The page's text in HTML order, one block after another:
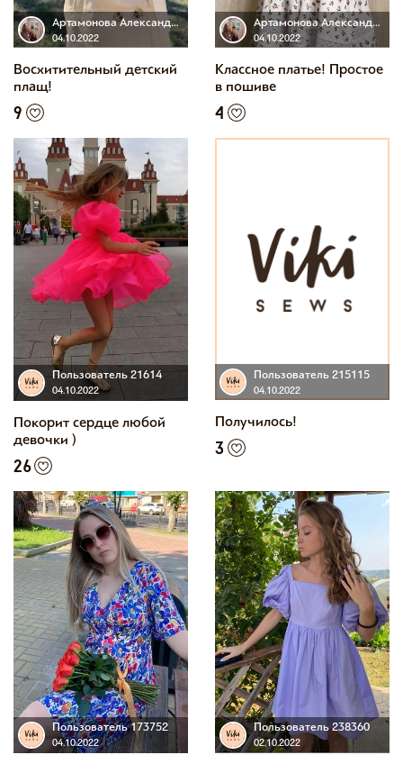
Артамонова Александра
04.10.2022
Восхитительный детский
плащ!
9
Артамонова Александра
04.10.2022
Классное платье! Простое
в пошиве
4
Пользователь 21614
04.10.2022
Покорит сердце любой
девочки )
26
Пользователь 215115
04.10.2022
Получилось!
3
Пользователь 173752
04.10.2022
Пользователь 238360
02.10.2022